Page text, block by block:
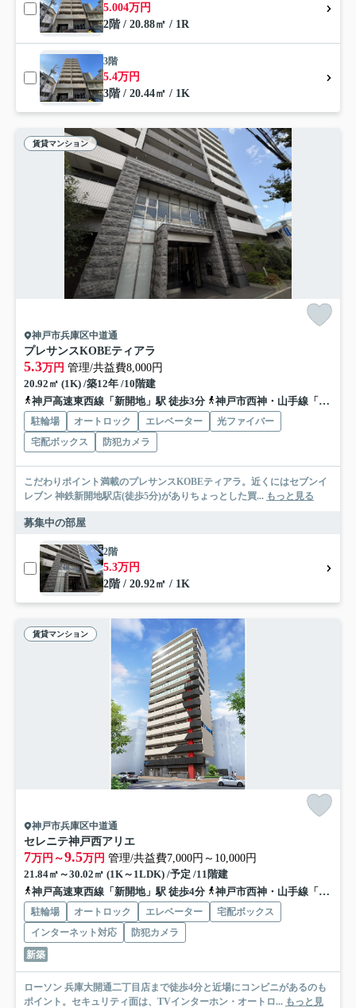
5.004万円
2階 / 20.88㎡ / 1R
3階
5.4万円
3階 / 20.44㎡ / 1K
賃貸マンション
神戸市兵庫区中道通
プレサンスKOBEティアラ
5.3万円 管理/共益費8,000円
20.92㎡ (1K) /築12年 /10階建
神戸高速東西線「新開地」駅 徒歩3分
神戸市西神・山手線「湊川公園」駅 徒歩5分
駐輪場 オートロック エレベーター
光ファイバー
宅配ボックス
防犯カメラ
こだわりポイント満載のプレサンスKOBEティアラ。近くにはセブンイ
レブン 神鉄新開地駅店(徒歩5分)がありちょっとした買... もっと見る
募集中の部屋
2階
5.3万円
2階 / 20.92㎡ / 1K
賃貸マンション
神戸市兵庫区中道通
セレニテ神戸西アリエ
7万円～9.5万円 管理/共益費7,000円～10,000円
21.84㎡～30.02㎡ (1K～1LDK) /予定 /11階建
神戸高速東西線「新開地」駅 徒歩4分
神戸市西神・山手線「湊川公園」駅 徒歩4分
駐輪場 オートロック エレベーター
宅配ボックス
インターネット対応
防犯カメラ
新築
ローソン 兵庫大開通二丁目店まで徒歩4分と近場にコンビニがあるのも
ポイント。セキュリティ面は、TVインターホン・オートロ... もっと見